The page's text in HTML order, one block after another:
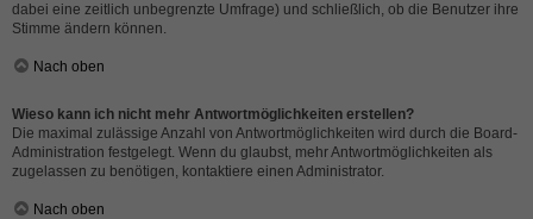
dabei eine zeitlich unbegrenzte Umfrage) und schließlich, ob die Benutzer ihre
Stimme ändern können.
Nach oben
Wieso kann ich nicht mehr Antwortmöglichkeiten erstellen?
Die maximal zulässige Anzahl von Antwortmöglichkeiten wird durch die Board-
Administration festgelegt. Wenn du glaubst, mehr Antwortmöglichkeiten als
zugelassen zu benötigen, kontaktiere einen Administrator.
Nach oben